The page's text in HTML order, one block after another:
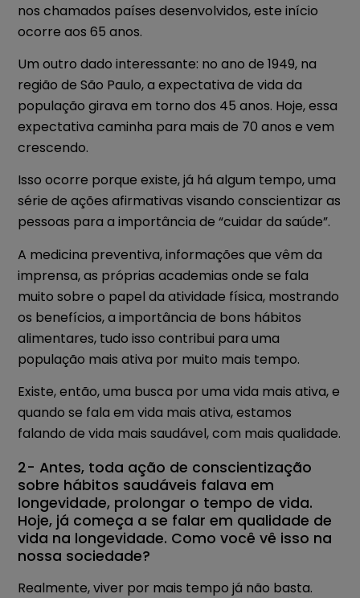
nos chamados países desenvolvidos, este início
ocorre aos 65 anos.
Um outro dado interessante: no ano de 1949, na
região de São Paulo, a expectativa de vida da
população girava em torno dos 45 anos. Hoje, essa
expectativa caminha para mais de 70 anos e vem
crescendo.
Isso ocorre porque existe, já há algum tempo, uma
série de ações afirmativas visando conscientizar as
pessoas para a importância de “cuidar da saúde”.
A medicina preventiva, informações que vêm da
imprensa, as próprias academias onde se fala
muito sobre o papel da atividade física, mostrando
os benefícios, a importância de bons hábitos
alimentares, tudo isso contribui para uma
população mais ativa por muito mais tempo.
Existe, então, uma busca por uma vida mais ativa, e
quando se fala em vida mais ativa, estamos
falando de vida mais saudável, com mais qualidade.
2- Antes, toda ação de conscientização
sobre hábitos saudáveis falava em
longevidade, prolongar o tempo de vida.
Hoje, já começa a se falar em qualidade de
vida na longevidade. Como você vê isso na
nossa sociedade?
Realmente, viver por mais tempo já não basta.